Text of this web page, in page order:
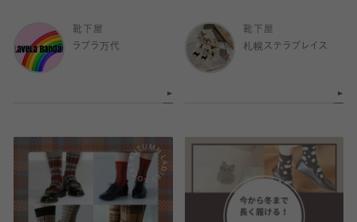
靴下屋
ラブラ万代
靴下屋
札幌ステラプレイス